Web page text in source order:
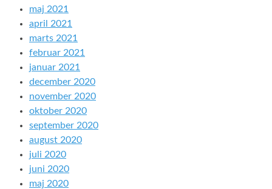
maj 2021
april 2021
marts 2021
februar 2021
januar 2021
december 2020
november 2020
oktober 2020
september 2020
august 2020
juli 2020
juni 2020
maj 2020